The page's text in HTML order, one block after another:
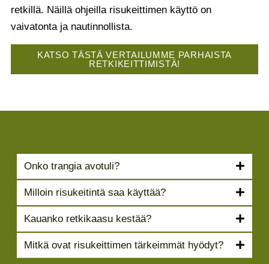
retkillä. Näillä ohjeilla risukeittimen käyttö on
vaivatonta ja nautinnollista.
KATSO TÄSTÄ VERTAILUMME PARHAISTA
RETKIKEITTIMISTÄ!
Onko trangia avotuli?
Milloin risukeitintä saa käyttää?
Kauanko retkikaasu kestää?
Mitkä ovat risukeittimen tärkeimmät hyödyt?